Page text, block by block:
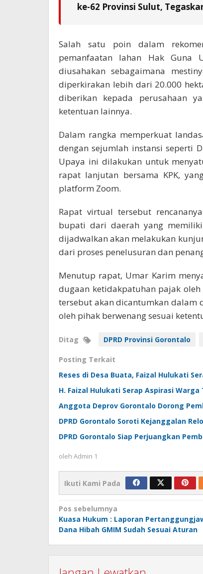
ke-62 Provinsi Sulut,
Salah satu poin dalam
pemanfaatan lahan Hak Guna
diusahakan sebagaimana
diperkirakan lebih dari 20.000
diberikan kepada perusahaan
ketentuan lainnya.
Dalam rangka memperkuat
dengan sejumlah instansi seperti
Upaya ini dilakukan untuk
rapat lanjutan bersama KPK,
platform Zoom.
Rapat virtual tersebut
bupati dari daerah yang
dijadwalkan akan melakukan
dari proses penelusuran dan
Menutup rapat, Umar Karim
dugaan ketidakpatuhan pajak
tersebut akan dicantumkan dalam
oleh pihak berwenang sesuai
Ditag DPRD Provinsi Gorontalo
Posting Terkait
Reses di Desa Buata, Faizal Hulukati
H. Faizal Hulukati Serap Aspirasi
Anggota Deprov Gorontalo Dorong
DPRD Gorontalo Soroti Kejanggalan
DPRD Gorontalo Siap Perjuangkan
oleh Admin 1
Ikuti Kami Pada
Navigasi
pos
Pos sebelumnya
Kuasa Hukum : Laporan
Dana Hibah GMIM Sudah Sesuai Aturan